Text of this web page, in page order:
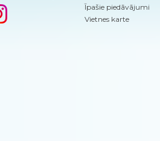
Īpašie piedāvājumi
Vietnes karte